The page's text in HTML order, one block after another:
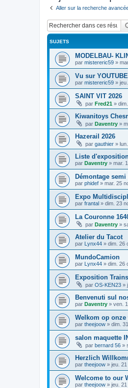
Aller sur la recherche
SUJETS
MODELBAU-
par mistereric59 »
Vu sur YOUTUBE
par mistereric59 »
SAINT VIT 2026
par Fred21 »
Kiwanitoys
par Daventry »
Hazerail 2026
par gauthier »
Liste
par Daventry » mar.
Démontage
par phidef » mar. 25
Expo
par frantal » dim. 23
La Couronne
par Daventry »
Atelier du Tacot
par Lynx44 » dim. 26
MundoCamion
par Lynx44 » dim. 26
Exposition
par OS-KEN23 »
Benvenuti sul
par Daventry » ven.
Welkom op onze
par theejoow » dim.
salon maquette
par bernard 56 »
Herzlich
par theejoow » jeu.
Welcome to our
par theejoow » jeu.